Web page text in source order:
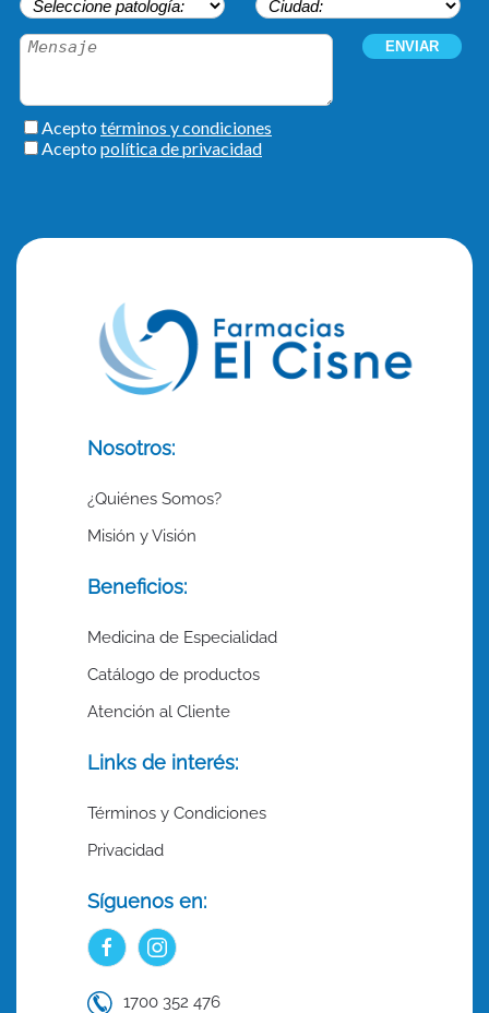
Nosotros:
¿Quiénes Somos?
Misión y Visión
Beneficios:
Medicina de Especialidad
Catálogo de productos
Atención al Cliente
Links de interés:
Términos y Condiciones
Privacidad
Síguenos en:
1700 352 476